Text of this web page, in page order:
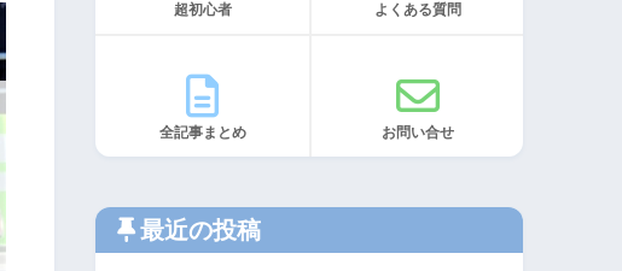
超初心者 よくある質問
全記事まとめ お問い合せ
最近の投稿